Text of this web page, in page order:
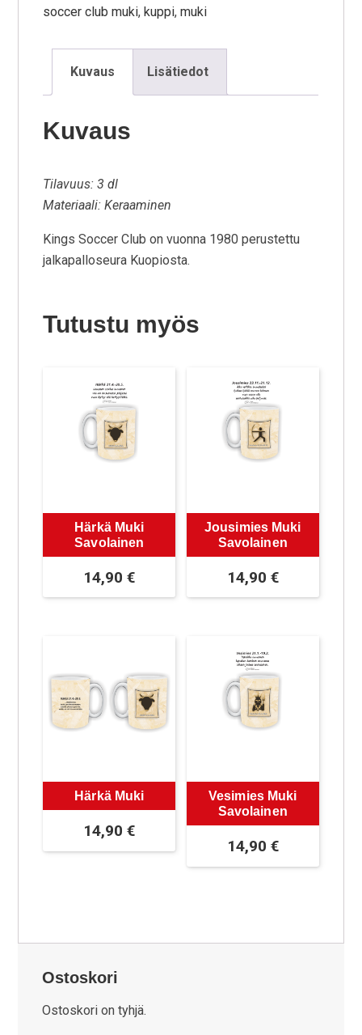
soccer club muki, kuppi,muki
Kuvaus Lisätiedot
Kuvaus
Tilavuus: 3 dl
Materiaali: Keraaminen
Kings Soccer Club on vuonna 1980 perustettu
jalkapalloseura Kuopiosta.
Tutustu myös
Härkä Muki
Savolainen
14,90€
Jousimies Muki
Savolainen
14,90 €
Härkä Muki
14,90€
Vesimies Muki
Savolainen
14,90 €
Ostoskori
Ostoskori on tyhjä.